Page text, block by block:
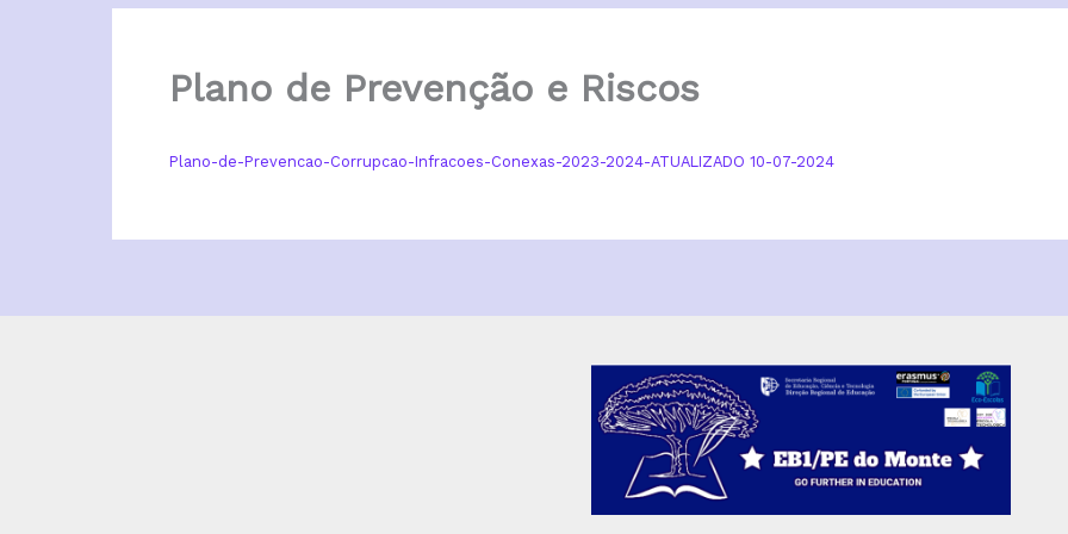
Plano de Prevenção e Riscos
Plano-de-Prevencao-Corrupcao-Infracoes-Conexas-2023-2024-ATUALIZADO 10-07-2024